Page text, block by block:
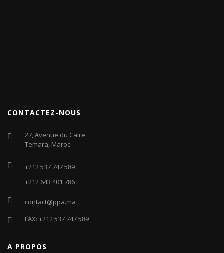
CONTACTEZ-NOUS
27, Avenue du Caire
Temara, Maroc
+212 537 747 589
+212 643 401 786
contact@ppa.ma
FAX: +212 537 747 589
A PROPOS